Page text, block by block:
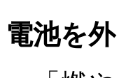
電池を